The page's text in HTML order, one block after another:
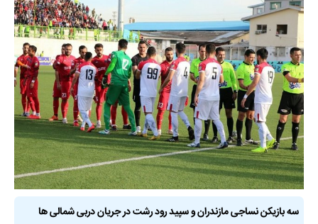
سه بازیکن نساجی مازندران و سپید رود رشت در جریان دربی شمالی ها